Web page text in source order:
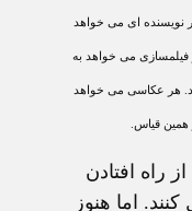
نويسنده ای می خواهد
می خواهد به
هر عکاسی می خواهد
قياس.
راه افتادن
اما هنوز